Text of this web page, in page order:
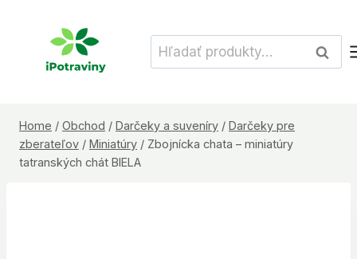
Hľadať:
Home / Obchod / Darčeky a suveníry / Darčeky pre
zberateľov / Miniatúry / Zbojnícka chata – miniatúry
tatranských chát BIELA